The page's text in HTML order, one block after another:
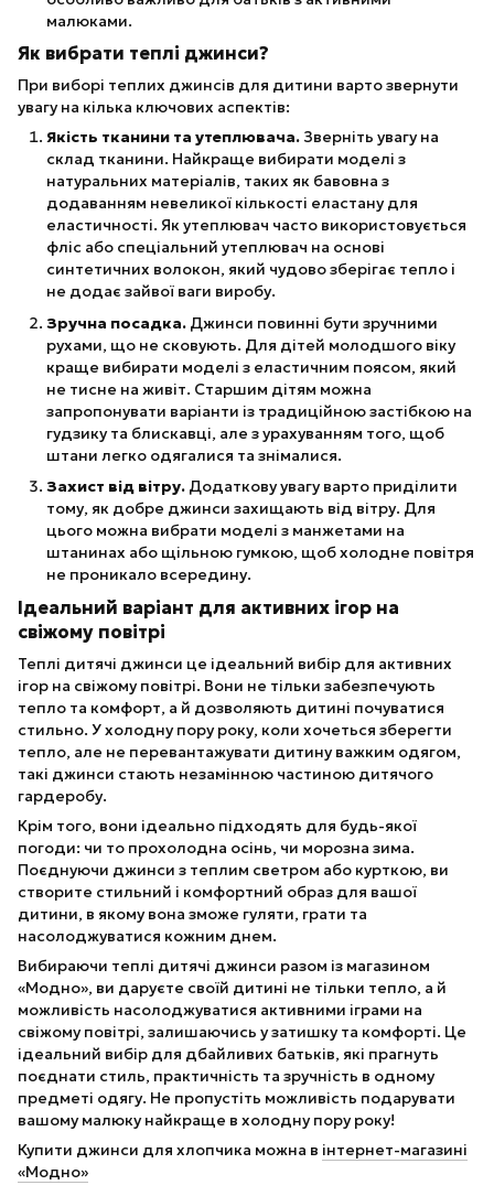
малюками.
Як вибрати теплі джинси?
При виборі теплих джинсів для дитини варто звернути
увагу на кілька ключових аспектів:
Якість тканини та утеплювача. Зверніть увагу на
склад тканини. Найкраще вибирати моделі з
натуральних матеріалів, таких як бавовна з
додаванням невеликої кількості еластану для
еластичності. Як утеплювач часто використовується
фліс або спеціальний утеплювач на основі
синтетичних волокон, який чудово зберігає тепло і
не додає зайвої ваги виробу.
Зручна посадка. Джинси повинні бути зручними
рухами, що не сковують. Для дітей молодшого віку
краще вибирати моделі з еластичним поясом, який
не тисне на живіт. Старшим дітям можна
запропонувати варіанти із традиційною застібкою на
гудзику та блискавці, але з урахуванням того, щоб
штани легко одягалися та знімалися.
Захист від вітру. Додаткову увагу варто приділити
тому, як добре джинси захищають від вітру. Для
цього можна вибрати моделі з манжетами на
штанинах або щільною гумкою, щоб холодне повітря
не проникало всередину.
Ідеальний варіант для активних ігор на
свіжому повітрі
Теплі дитячі джинси це ідеальний вибір для активних
ігор на свіжому повітрі. Вони не тільки забезпечують
тепло та комфорт, а й дозволяють дитині почуватися
стильно. У холодну пору року, коли хочеться зберегти
тепло, але не перевантажувати дитину важким одягом,
такі джинси стають незамінною частиною дитячого
гардеробу.
Крім того, вони ідеально підходять для будь-якої
погоди: чи то прохолодна осінь, чи морозна зима.
Поєднуючи джинси з теплим светром або курткою, ви
створите стильний і комфортний образ для вашої
дитини, в якому вона зможе гуляти, грати та
насолоджуватися кожним днем.
Вибираючи теплі дитячі джинси разом із магазином
«Модно», ви даруєте своїй дитині не тільки тепло, а й
можливість насолоджуватися активними іграми на
свіжому повітрі, залишаючись у затишку та комфорті. Це
ідеальний вибір для дбайливих батьків, які прагнуть
поєднати стиль, практичність та зручність в одному
предметі одягу. Не пропустіть можливість подарувати
вашому малюку найкраще в холодну пору року!
Купити джинси для хлопчика можна в інтернет-магазині
«Модно»